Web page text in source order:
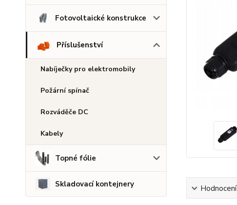
Fotovoltaické konstrukce
Příslušenství
Nabíječky pro elektromobily
Požární spínač
Rozváděče DC
Kabely
Topné fólie
Skladovací kontejnery Hodnocení